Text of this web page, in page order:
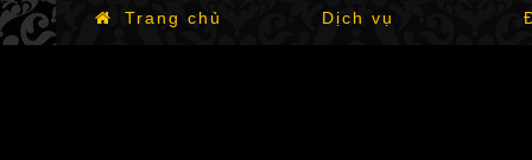
Trang chủ Dịch vụ